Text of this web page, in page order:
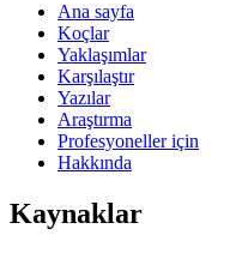
Ana sayfa
Koçlar
Yaklaşımlar
Karşılaştır
Yazılar
Araştırma
Profesyoneller için
Hakkında
Kaynaklar